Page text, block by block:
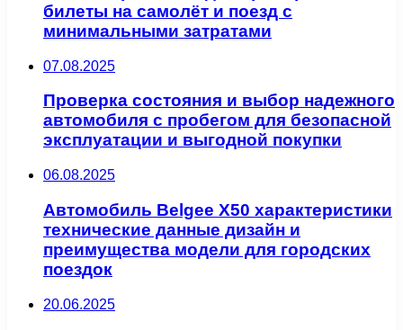
билеты на самолёт и поезд с
минимальными затратами
07.08.2025
Проверка состояния и выбор надежного
автомобиля с пробегом для безопасной
эксплуатации и выгодной покупки
06.08.2025
Автомобиль Belgee X50 характеристики
технические данные дизайн и
преимущества модели для городских
поездок
20.06.2025